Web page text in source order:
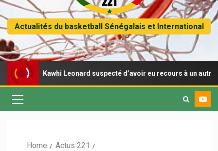
Actualités du basketball Sénégalais et International
Kawhi Leonard suspecté d’avoir eu recours à un autre contrat
Home
Actus 221